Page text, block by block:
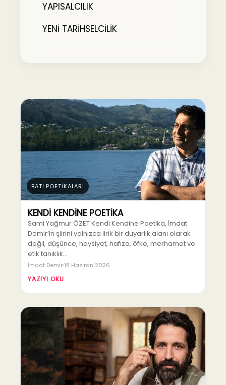
YAPISALCILIK
YENİ TARİHSELCİLİK
BATI POETİKALARI
KENDİ KENDİNE POETİKA
Sami Yağmur ÖZET Kendi Kendine Poetika, İmdat
Demir’in şiirini yalnızca lirik bir duyarlık alanı olarak
değil, düşünce, haysiyet, hafıza, öfke, merhamet ve
etik tanıklık…
İmdat Demir 18 Haziran 2026
YAZIYI OKU